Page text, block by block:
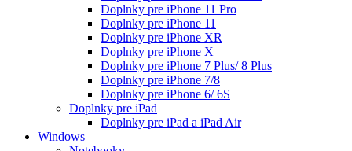
Doplnky pre iPhone 11 Pro
Doplnky pre iPhone 11
Doplnky pre iPhone XR
Doplnky pre iPhone X
Doplnky pre iPhone 7 Plus/ 8 Plus
Doplnky pre iPhone 7/8
Doplnky pre iPhone 6/ 6S
Doplnky pre iPad
Doplnky pre iPad a iPad Air
Windows